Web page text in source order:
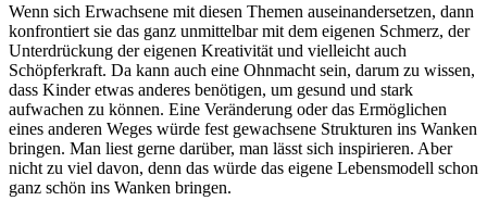
Wenn sich Erwachsene mit diesen Themen auseinandersetzen, dann
konfrontiert sie das ganz unmittelbar mit dem eigenen Schmerz, der
Unterdrückung der eigenen Kreativität und vielleicht auch
Schöpferkraft. Da kann auch eine Ohnmacht sein, darum zu wissen,
dass Kinder etwas anderes benötigen, um gesund und stark
aufwachen zu können. Eine Veränderung oder das Ermöglichen
eines anderen Weges würde fest gewachsene Strukturen ins Wanken
bringen. Man liest gerne darüber, man lässt sich inspirieren. Aber
nicht zu viel davon, denn das würde das eigene Lebensmodell schon
ganz schön ins Wanken bringen.